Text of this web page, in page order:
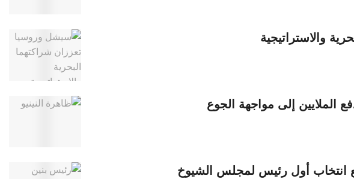
والاستراتيجية
الملايين إلى مواجهة الجوع
انتخاب أول رئيس لمجلس الشيوخ